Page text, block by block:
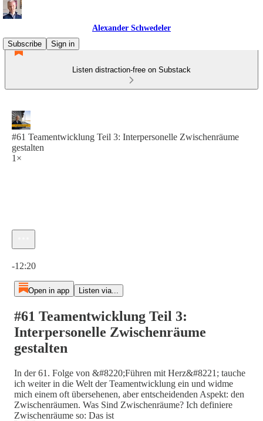
Alexander Schwedeler
Subscribe
Sign in
Listen distraction-free on Substack
#61 Teamentwicklung Teil 3: Interpersonelle Zwischenräume
gestalten
1×
-12:20
Open in app Listen via...
#61 Teamentwicklung Teil 3:
Interpersonelle Zwischenräume
gestalten
In der 61. Folge von &#8220;Führen mit Herz&#8221; tauche
ich weiter in die Welt der Teamentwicklung ein und widme
mich einem oft übersehenen, aber entscheidenden Aspekt: den
Zwischenräumen. Was Sind Zwischenräume? Ich definiere
Zwischenräume so: Das ist